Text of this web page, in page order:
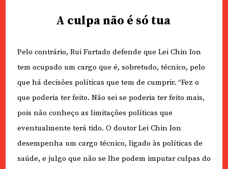
A culpa não é só tua
Pelo contrário, Rui Furtado defende que Lei Chin Ion
tem ocupado um cargo que é, sobretudo, técnico, pelo
que há decisões políticas que tem de cumprir. “Fez o
que poderia ter feito. Não sei se poderia ter feito mais,
pois não conheço as limitações políticas que
eventualmente terá tido. O doutor Lei Chin Ion
desempenha um cargo técnico, ligado às políticas de
saúde, e julgo que não se lhe podem imputar culpas do